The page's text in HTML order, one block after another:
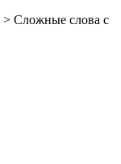
> Сложные слова с